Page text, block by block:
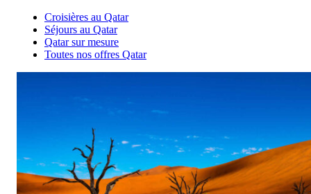
Croisières au Qatar
Séjours au Qatar
Qatar sur mesure
Toutes nos offres Qatar